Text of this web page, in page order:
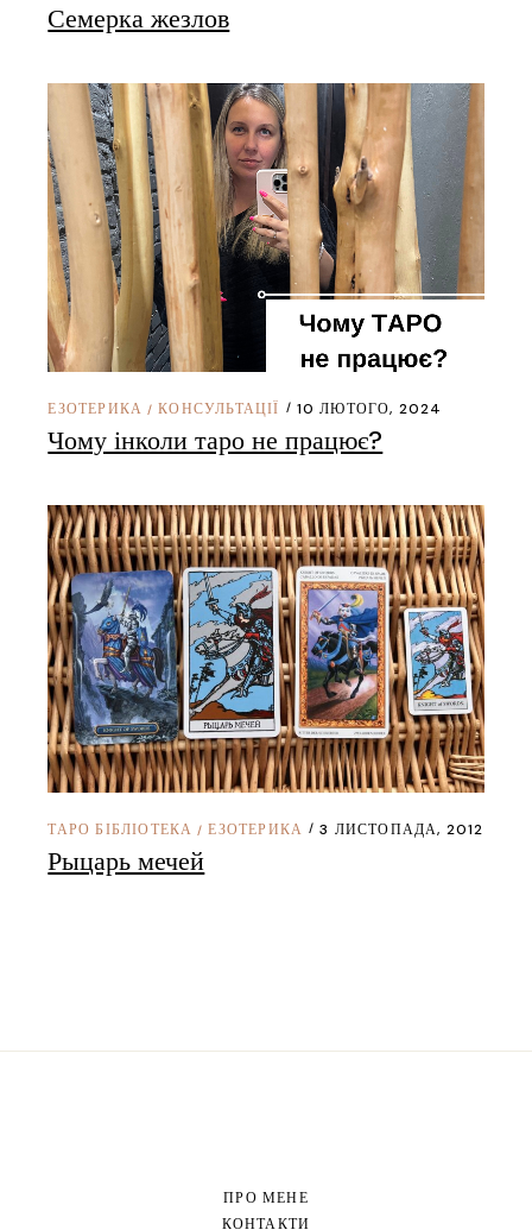
Семерка жезлов
ЕЗОТЕРИКА /КОНСУЛЬТАЦІЇ 10 ЛЮТОГО, 2024
Чому інколи таро не працює?
ТАРО БІБЛІОТЕКА /ЕЗОТЕРИКА 3 ЛИСТОПАДА, 2012
Рыцарь мечей
ПРО МЕНЕ
КОНТАКТИ